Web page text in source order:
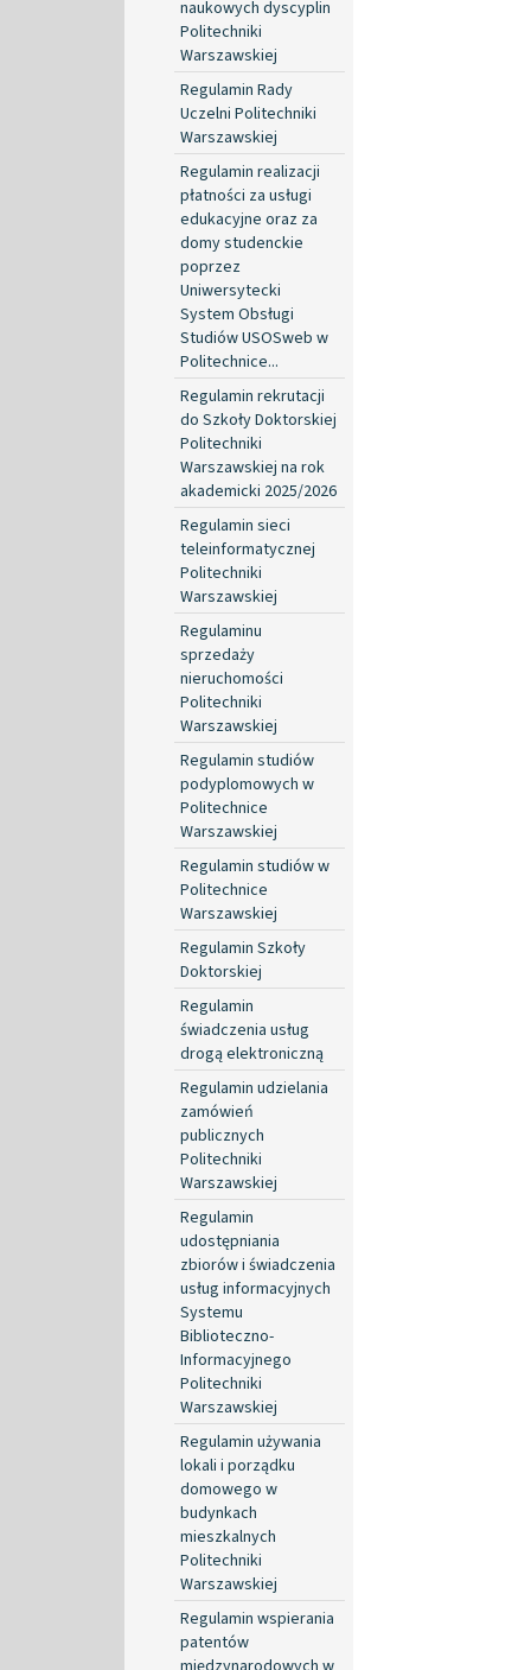
naukowych dyscyplin
Politechniki
Warszawskiej
Regulamin Rady
Uczelni Politechniki
Warszawskiej
Regulamin realizacji
płatności za usługi
edukacyjne oraz za
domy studenckie
poprzez
Uniwersytecki
System Obsługi
Studiów USOSweb w
Politechnice...
Regulamin rekrutacji
do Szkoły Doktorskiej
Politechniki
Warszawskiej na rok
akademicki 2025/2026
Regulamin sieci
teleinformatycznej
Politechniki
Warszawskiej
Regulaminu
sprzedaży
nieruchomości
Politechniki
Warszawskiej
Regulamin studiów
podyplomowych w
Politechnice
Warszawskiej
Regulamin studiów w
Politechnice
Warszawskiej
Regulamin Szkoły
Doktorskiej
Regulamin
świadczenia usług
drogą elektroniczną
Regulamin udzielania
zamówień
publicznych
Politechniki
Warszawskiej
Regulamin
udostępniania
zbiorów i świadczenia
usług informacyjnych
Systemu
Biblioteczno-
Informacyjnego
Politechniki
Warszawskiej
Regulamin używania
lokali i porządku
domowego w
budynkach
mieszkalnych
Politechniki
Warszawskiej
Regulamin wspierania
patentów